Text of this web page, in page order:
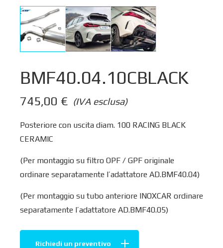
BMF40.04.10CBLACK
(IVA esclusa)
745,00 €
Posteriore con uscita diam. 100 RACING BLACK
CERAMIC
(Per montaggio su filtro OPF / GPF originale
ordinare separatamente l’adattatore AD.BMF40.04)
(Per montaggio su tubo anteriore INOXCAR ordinare
separatamente l’adattatore AD.BMF40.05)
Richiedi un preventivo